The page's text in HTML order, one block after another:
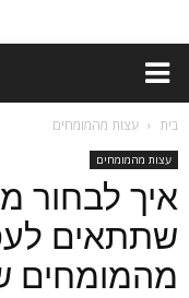
בית עצות מהמומחים
עצות מהמומחים
איך לבחור
שתתאים
מהמומחים